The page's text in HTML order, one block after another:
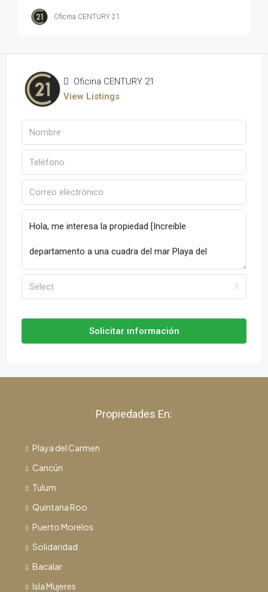
Oficina CENTURY 21
Oficina CENTURY 21
View Listings
Select
Solicitar información
Propiedades En:
Playa del Carmen
Cancún
Tulum
Quintana Roo
Puerto Morelos
Solidaridad
Bacalar
Isla Mujeres